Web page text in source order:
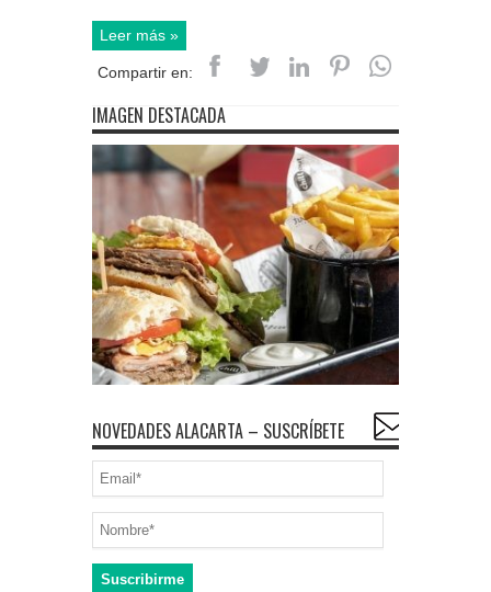
Leer más »
Compartir en:
IMAGEN DESTACADA
NOVEDADES ALACARTA – SUSCRÍBETE